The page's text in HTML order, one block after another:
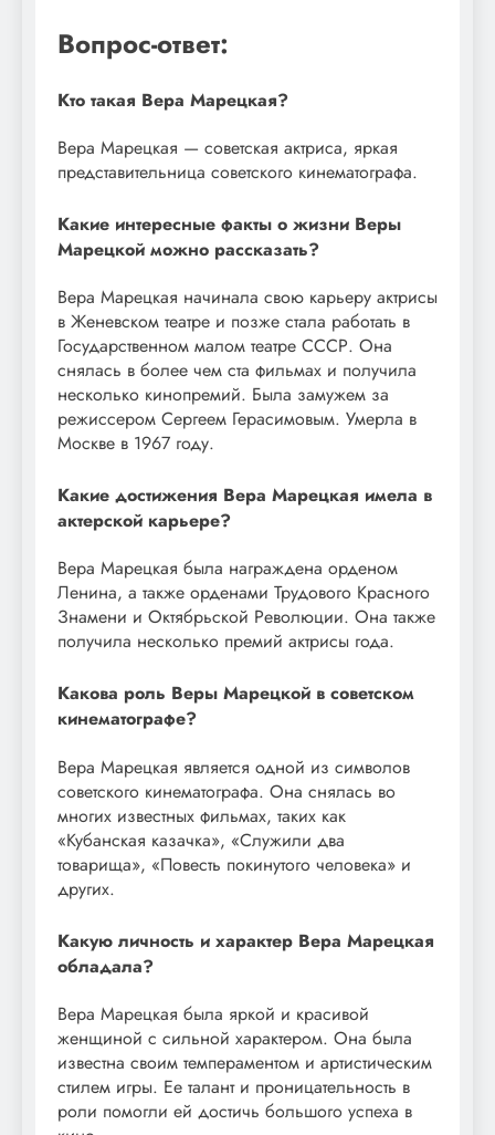
Вопрос-ответ:
Кто такая Вера Марецкая?
Вера Марецкая — советская актриса, яркая
представительница советского кинематографа.
Какие интересные факты о жизни Веры
Марецкой можно рассказать?
Вера Марецкая начинала свою карьеру актрисы
в Женевском театре и позже стала работать в
Государственном малом театре СССР. Она
снялась в более чем ста фильмах и получила
несколько кинопремий. Была замужем за
режиссером Сергеем Герасимовым. Умерла в
Москве в 1967 году.
Какие достижения Вера Марецкая имела в
актерской карьере?
Вера Марецкая была награждена орденом
Ленина, а также орденами Трудового Красного
Знамени и Октябрьской Революции. Она также
получила несколько премий актрисы года.
Какова роль Веры Марецкой в советском
кинематографе?
Вера Марецкая является одной из символов
советского кинематографа. Она снялась во
многих известных фильмах, таких как
«Кубанская казачка», «Служили два
товарища», «Повесть покинутого человека» и
других.
Какую личность и характер Вера Марецкая
обладала?
Вера Марецкая была яркой и красивой
женщиной с сильной характером. Она была
известна своим темпераментом и артистическим
стилем игры. Ее талант и проницательность в
роли помогли ей достичь большого успеха в